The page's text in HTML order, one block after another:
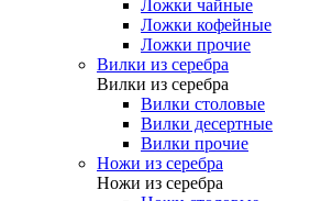
Ложки чайные
Ложки кофейные
Ложки прочие
Вилки из серебра
Вилки из серебра
Вилки столовые
Вилки десертные
Вилки прочие
Ножи из серебра
Ножи из серебра